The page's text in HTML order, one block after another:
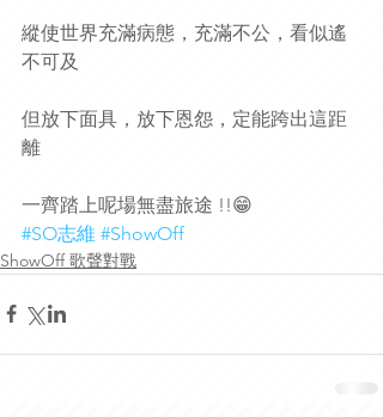
縱使世界充滿病態，充滿不公，看似遙
不可及
但放下面具，放下恩怨，定能跨出這距
離
一齊踏上呢場無盡旅途 !!😁
#SO志維 #ShowOff
ShowOff 歌聲對戰